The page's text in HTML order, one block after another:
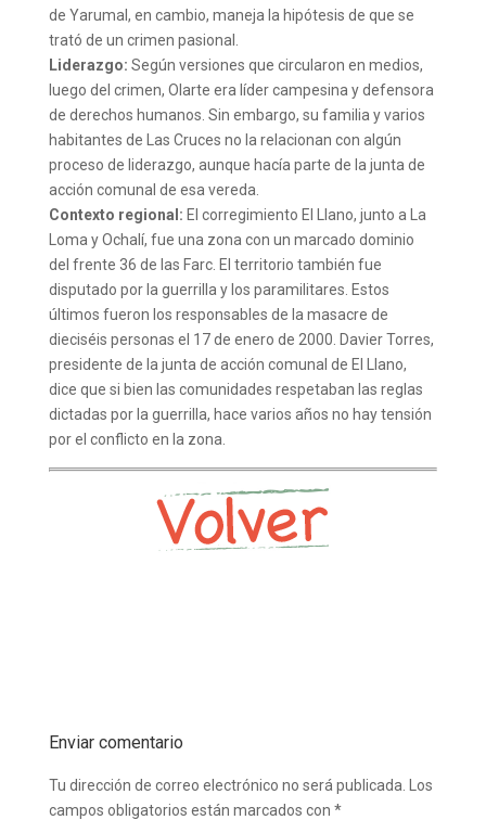
de Yarumal, en cambio, maneja la hipótesis de que se
trató de un crimen pasional.
Liderazgo: Según versiones que circularon en medios,
luego del crimen, Olarte era líder campesina y defensora
de derechos humanos. Sin embargo, su familia y varios
habitantes de Las Cruces no la relacionan con algún
proceso de liderazgo, aunque hacía parte de la junta de
acción comunal de esa vereda.
Contexto regional: El corregimiento El Llano, junto a La
Loma y Ochalí, fue una zona con un marcado dominio
del frente 36 de las Farc. El territorio también fue
disputado por la guerrilla y los paramilitares. Estos
últimos fueron los responsables de la masacre de
dieciséis personas el 17 de enero de 2000. Davier Torres,
presidente de la junta de acción comunal de El Llano,
dice que si bien las comunidades respetaban las reglas
dictadas por la guerrilla, hace varios años no hay tensión
por el conflicto en la zona.
Enviar comentario
Tu dirección de correo electrónico no será publicada.
Los
campos obligatorios están marcados con *